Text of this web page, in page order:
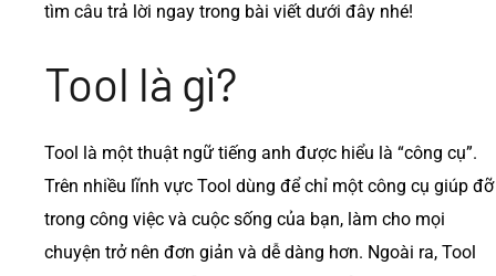
tìm câu trả lời ngay trong bài viết dưới đây nhé!
Tool là gì?
Tool là một thuật ngữ tiếng anh được hiểu là “công cụ”.
Trên nhiều lĩnh vực Tool dùng để chỉ một công cụ giúp đỡ
trong công việc và cuộc sống của bạn, làm cho mọi
chuyện trở nên đơn giản và dễ dàng hơn. Ngoài ra, Tool